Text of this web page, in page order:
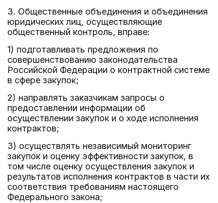
3. Общественные объединения и объединения
юридических лиц, осуществляющие
общественный контроль, вправе:
1) подготавливать предложения по
совершенствованию законодательства
Российской Федерации о контрактной системе
в сфере закупок;
2) направлять заказчикам запросы о
предоставлении информации об
осуществлении закупок и о ходе исполнения
контрактов;
3) осуществлять независимый мониторинг
закупок и оценку эффективности закупок, в
том числе оценку осуществления закупок и
результатов исполнения контрактов в части их
соответствия требованиям настоящего
Федерального закона;